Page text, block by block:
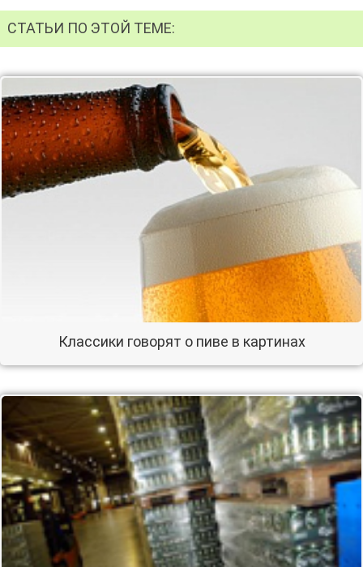
СТАТЬИ ПО ЭТОЙ ТЕМЕ:
Классики говорят о пиве в картинах